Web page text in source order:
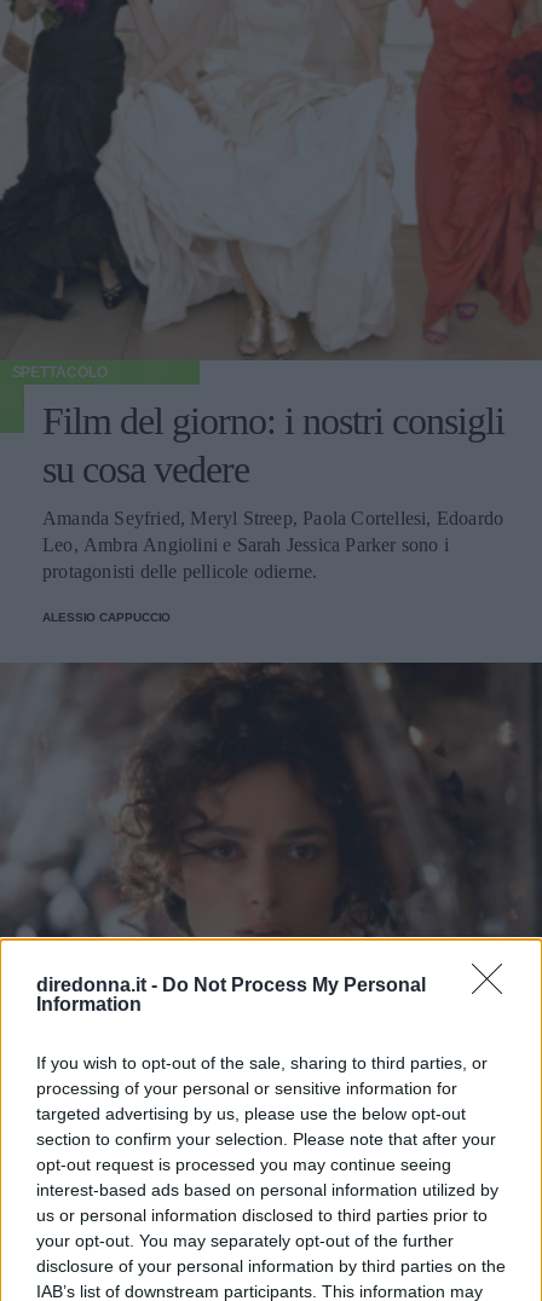
diredonna.it - Do Not Process My Personal
Information
If you wish to opt-out of the sale, sharing to third parties, or
processing of your personal or sensitive information for
targeted advertising by us, please use the below opt-out
section to confirm your selection. Please note that after your
opt-out request is processed you may continue seeing
interest-based ads based on personal information utilized by
us or personal information disclosed to third parties prior to
your opt-out. You may separately opt-out of the further
disclosure of your personal information by third parties on the
IAB’s list of downstream participants. This information may
SPETTACOLO
Film del giorno: i nostri consigli
su cosa vedere
Amanda Seyfried, Meryl Streep, Paola Cortellesi, Edoardo
Leo, Ambra Angiolini e Sarah Jessica Parker sono i
protagonisti delle pellicole odierne.
ALESSIO CAPPUCCIO
SPETTACOLO
Film del giorno: i nostri consigli